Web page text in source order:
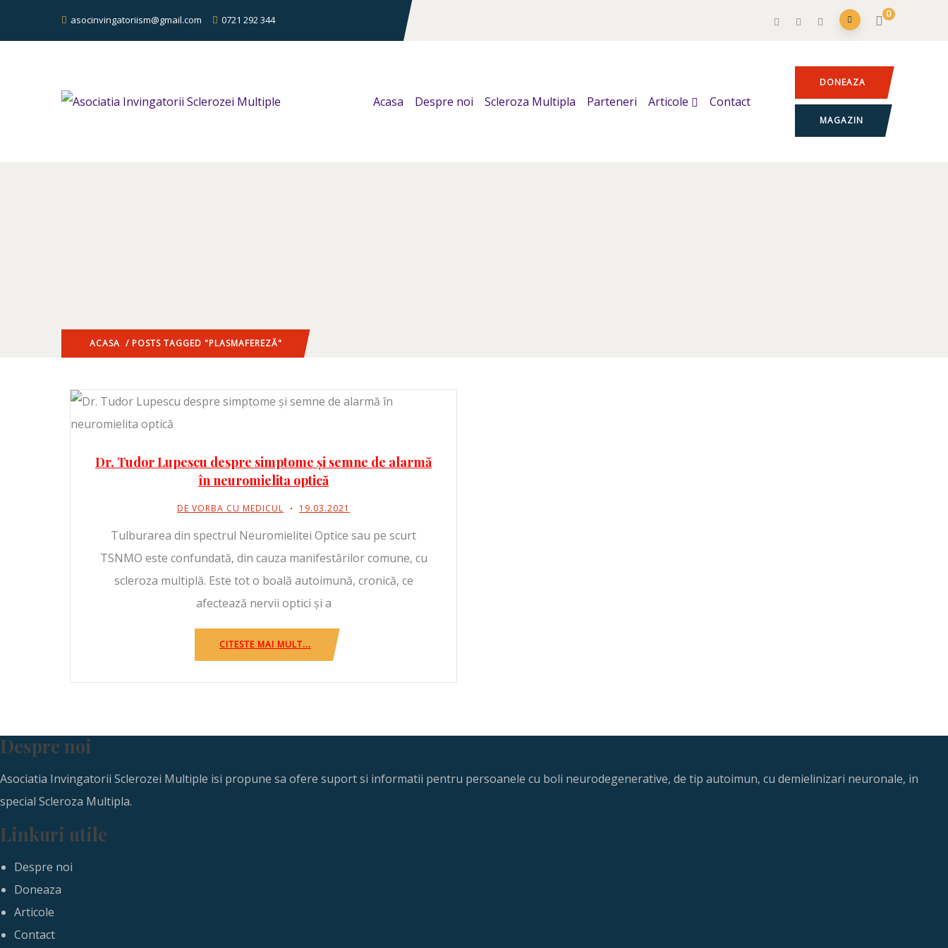
asocinvingatoriism@gmail.com 0721 292 344 0
Acasa Despre noi Scleroza Multipla Parteneri Articole Contact
DONEAZA
MAGAZIN
ACASA / POSTS TAGGED "PLASMAFEREZĂ"
Dr. Tudor Lupescu despre simptome și semne de alarmă
în neuromielita optică
DE VORBA CU MEDICUL 19.03.2021
Tulburarea din spectrul Neuromielitei Optice sau pe scurt
TSNMO este confundată, din cauza manifestărilor comune, cu
scleroza multiplă. Este tot o boală autoimună, cronică, ce
afectează nervii optici şi a
CITESTE MAI MULT...
Despre noi
Asociatia Invingatorii Sclerozei Multiple isi propune sa ofere suport si informatii pentru persoanele cu boli neurodegenerative, de tip autoimun, cu demielinizari neuronale, in
special Scleroza Multipla.
Linkuri utile
Despre noi
Doneaza
Articole
Contact